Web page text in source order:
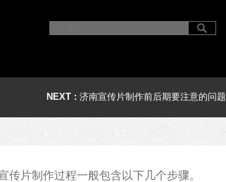
NEXT : 济南宣传片制作前后期要注意的问题
片制作过程一般包含以下几个步骤。